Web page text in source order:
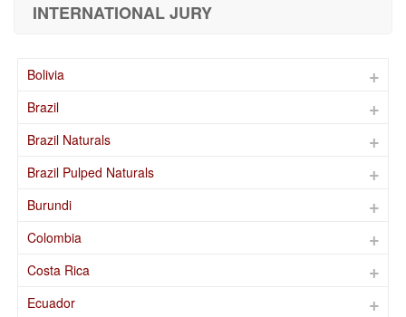
INTERNATIONAL JURY
Bolivia
Brazil
Brazil Naturals
Brazil Pulped Naturals
Burundi
Colombia
Costa Rica
Ecuador